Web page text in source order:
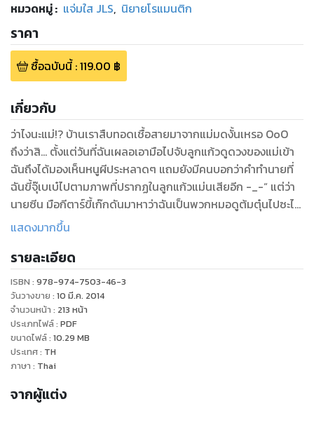
หมวดหมู่: แจ่มใส JLS, นิยายโรแมนติก
ราคา
ซื้อฉบับนี้:119.00 ฿
เกี่ยวกับ
ว่าไงนะแม่!? บ้านเราสืบทอดเชื้อสายมาจากแม่มดงั้นเหรอ OoO
ถึงว่าสิ... ตั้งแต่วันที่ฉันเผลอเอามือไปจับลูกแก้วดูดวงของแม่เข้า
ฉันถึงได้มองเห็นหนูผีประหลาดๆ แถมยังมีคนบอกว่าคำทำนายที่
ฉันขี้จุ๊เบเบ๋ไปตามภาพที่ปรากฏในลูกแก้วแม่นเสียอีก -_-“ แต่ว่า
นายซีน มือกีตาร์ขี้เก๊กดันมาหาว่าฉันเป็นพวกหมอดูต้มตุ๋นไปซะได้
แถมยังท้าอีกว่าถ้าคำทำนายของฉันไม่แม่นขึ้นมาภายในหนึ่งเดือน
ใครไม่เล่น ดันมายั่วให้แม่มดตัวจริงเสียงจริงอย่างฉันโกรธขึ้นมา
แบบนี้ เห็นทีนายนั่นคงต้องเจอดีสักหน่อยแล้ว >O<
แสดงมากขึ้น
รายละเอียด
ISBN : 978-974-7503-46-3
วันวางขาย : 10 มี.ค. 2014
จำนวนหน้า : 213 หน้า
ประเภทไฟล์: PDF
ขนาดไฟล์: 10.29 MB
ประเทศ: TH
ภาษา : Thai
จากผู้แต่ง